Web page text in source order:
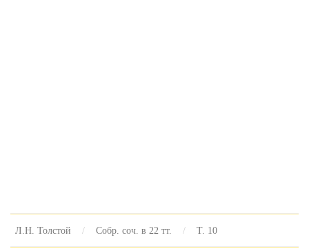
Л.Н. Толстой Собр. соч. в 22 тт. Т. 10